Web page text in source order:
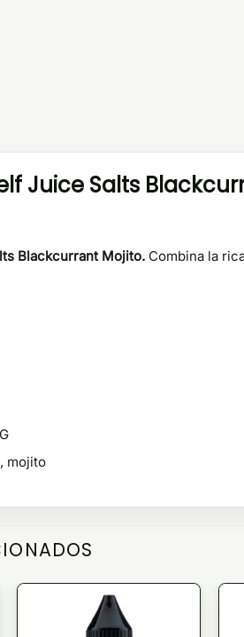
Juice Salts
Blackcurrant Mojito. Combina la
mojito